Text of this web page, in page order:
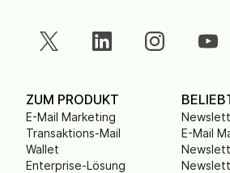
ZUM PRODUKT
E-Mail Marketing
Transaktions-Mail
Wallet
Enterprise-Lösung
E-Mail